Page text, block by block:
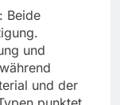
: Beide
und
und der